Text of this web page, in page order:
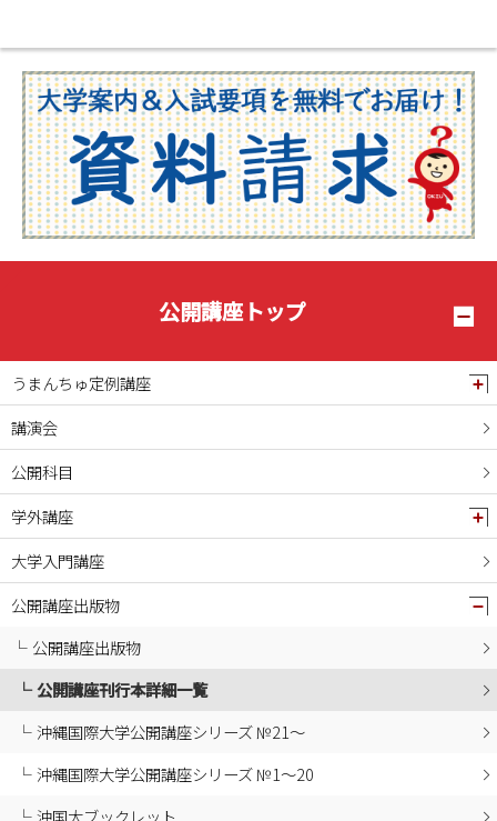
公開講座トップ
うまんちゅ定例講座
講演会
公開科目
学外講座
大学入門講座
公開講座出版物
公開講座出版物
公開講座刊行本詳細一覧
沖縄国際大学公開講座シリーズ №21～
沖縄国際大学公開講座シリーズ №1～20